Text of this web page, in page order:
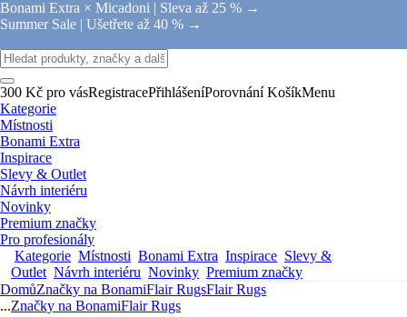
Bonami Extra × Micadoni | Sleva až 25 % →
Summer Sale | Ušetřete až 40 % →
300 Kč pro vásRegistracePřihlášeníPorovnání KošíkMenu
Kategorie
Místnosti
Bonami Extra
Inspirace
Slevy & Outlet
Návrh interiéru
Novinky
Premium značky
Pro profesionály
Kategorie Místnosti Bonami Extra Inspirace Slevy &
Outlet Návrh interiéru Novinky Premium značky
DomůZnačky na BonamiFlair RugsFlair Rugs
...Značky na BonamiFlair Rugs